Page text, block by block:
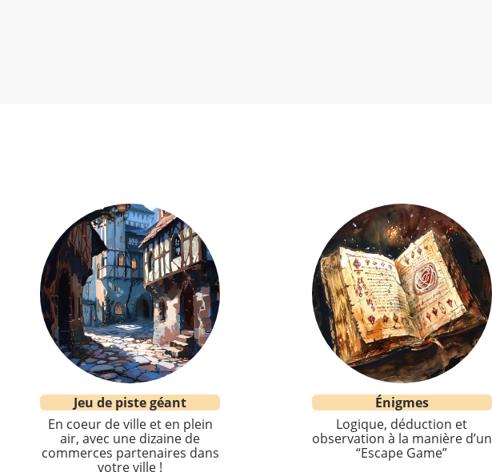
Jeu de piste géant
En coeur de ville et en plein
air, avec une dizaine de
commerces partenaires dans
votre ville !
Énigmes
Logique, déduction et
observation à la manière d’un
“Escape Game”